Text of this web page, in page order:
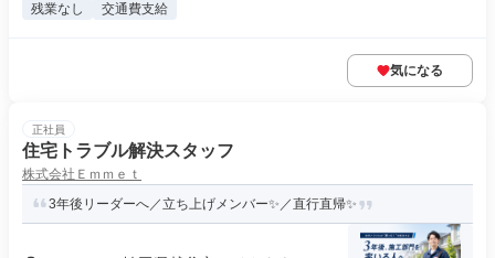
残業なし 交通費支給
気になる
正社員
住宅トラブル解決スタッフ
株式会社Ｅｍｍｅｔ
3年後リーダーへ／立ち上げメンバー✨／直行直帰✨